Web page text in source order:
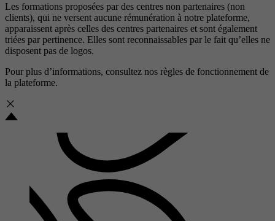
Les formations proposées par des centres non partenaires (non
clients), qui ne versent aucune rémunération à notre plateforme,
apparaissent après celles des centres partenaires et sont également
triées par pertinence. Elles sont reconnaissables par le fait qu’elles ne
disposent pas de logos.
Pour plus d’informations, consultez nos règles de fonctionnement de
la plateforme.